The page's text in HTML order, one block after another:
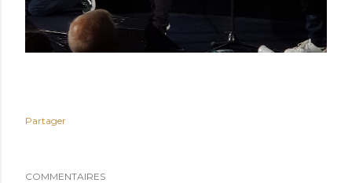
Partager
COMMENTAIRES